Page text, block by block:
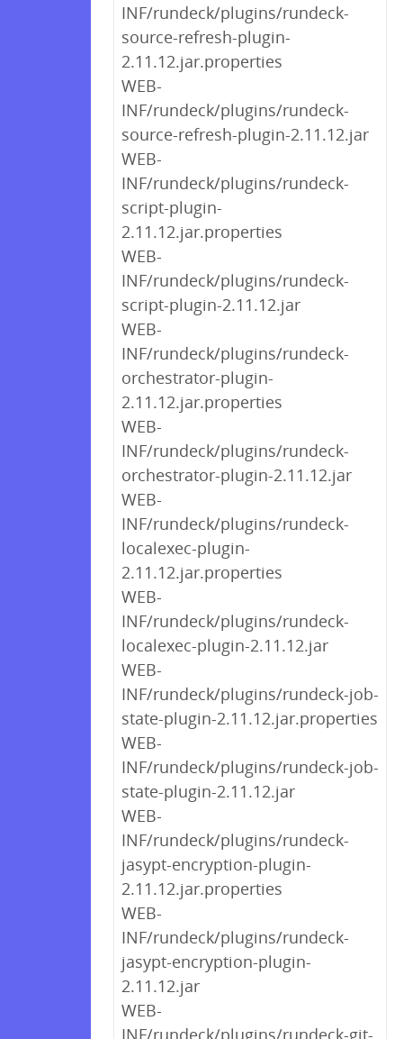
INF/rundeck/plugins/rundeck-
source-refresh-plugin-
2.11.12.jar.properties
WEB-
INF/rundeck/plugins/rundeck-
source-refresh-plugin-2.11.12.jar
WEB-
INF/rundeck/plugins/rundeck-
script-plugin-
2.11.12.jar.properties
WEB-
INF/rundeck/plugins/rundeck-
script-plugin-2.11.12.jar
WEB-
INF/rundeck/plugins/rundeck-
orchestrator-plugin-
2.11.12.jar.properties
WEB-
INF/rundeck/plugins/rundeck-
orchestrator-plugin-2.11.12.jar
WEB-
INF/rundeck/plugins/rundeck-
localexec-plugin-
2.11.12.jar.properties
WEB-
INF/rundeck/plugins/rundeck-
localexec-plugin-2.11.12.jar
WEB-
INF/rundeck/plugins/rundeck-job-
state-plugin-2.11.12.jar.properties
WEB-
INF/rundeck/plugins/rundeck-job-
state-plugin-2.11.12.jar
WEB-
INF/rundeck/plugins/rundeck-
jasypt-encryption-plugin-
2.11.12.jar.properties
WEB-
INF/rundeck/plugins/rundeck-
jasypt-encryption-plugin-
2.11.12.jar
WEB-
INF/rundeck/plugins/rundeck-git-